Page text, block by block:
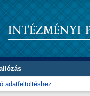
adatfeltöltéshez